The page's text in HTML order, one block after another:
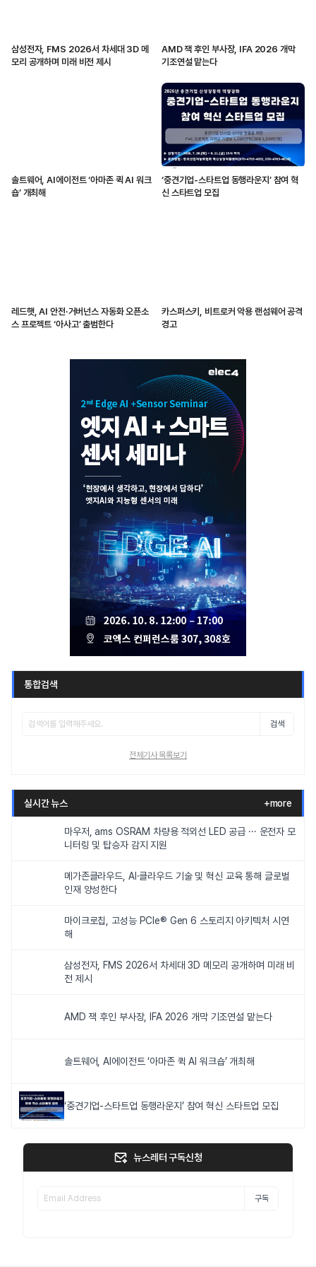
삼성전자, FMS 2026서 차세대 3D 메
모리 공개하며 미래 비전 제시
AMD 잭 후인 부사장, IFA 2026 개막
기조연설 맡는다
솔트웨어, AI에이전트 ‘아마존 퀵 AI 워크
숍’ 개최해
‘중견기업-스타트업 동행라운지’ 참여 혁
신 스타트업 모집
레드햇, AI 안전·거버넌스 자동화 오픈소
스 프로젝트 ‘아사고’ 출범한다
카스퍼스키, 비트로커 악용 랜섬웨어 공격
경고
통합검색
검색
전체기사 목록보기
실시간 뉴스 +more
마우저, ams OSRAM 차량용 적외선 LED 공급 ··· 운전자 모
니터링 및 탑승자 감지 지원
메가존클라우드, AI·클라우드 기술 및 혁신 교육 통해 글로벌
인재 양성한다
마이크로칩, 고성능 PCIe® Gen 6 스토리지 아키텍처 시연
해
삼성전자, FMS 2026서 차세대 3D 메모리 공개하며 미래 비
전 제시
AMD 잭 후인 부사장, IFA 2026 개막 기조연설 맡는다
솔트웨어, AI에이전트 ‘아마존 퀵 AI 워크숍’ 개최해
‘중견기업-스타트업 동행라운지’ 참여 혁신 스타트업 모집
뉴스레터 구독신청
구독